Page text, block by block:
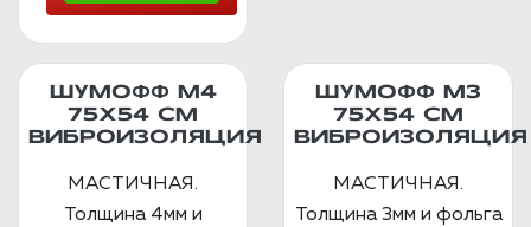
ШУМОФФ М4
75Х54 СМ
ВИБРОИЗОЛЯЦИЯ
МАСТИЧНАЯ.
Толщина 4мм и
ШУМОФФ М3
75Х54 СМ
ВИБРОИЗОЛЯЦИЯ
МАСТИЧНАЯ.
Толщина 3мм и фольга